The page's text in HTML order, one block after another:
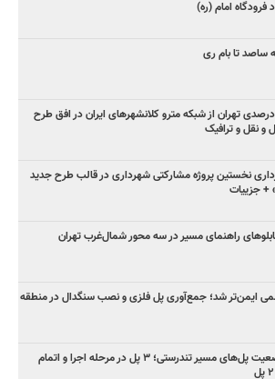
فرودگاه امام (ره)
ساصد تا بام ری
سهم ۳۸ درصدی تهران از شبکه مترو کلانشهرهای ایران در افق طرح
و نقل و ترافیک
نخستین پروژه مشارکتی شهرداری در قالب طرح جدید
+ جزییات
راهنمای مسیر در سه محور شمال‌غرب تهران
ایمن‌تر شد؛ جمع‌آوری پل فلزی و نصب سنگدال در منطقه
آخرین وضعیت پل‌های مسیر تندرستی؛ ۳ پل در مرحله اجرا و اتمام